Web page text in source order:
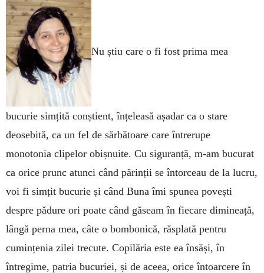
Nu știu care o fi fost prima mea
bucurie simțită conștient, înțeleasă așadar ca o stare
deosebită, ca un fel de sărbătoare care întrerupe
monotonia clipelor obișnuite. Cu siguranță, m-am bucurat
ca orice prunc atunci când părinții se întorceau de la lucru,
voi fi simțit bucurie și când Buna îmi spunea povești
despre pădure ori poate când găseam în fiecare dimineață,
lângă perna mea, câte o bombonică, răsplată pentru
cumințenia zilei trecute. Copilăria este ea însăși, în
întregime, patria bucuriei, și de aceea, orice întoarcere în